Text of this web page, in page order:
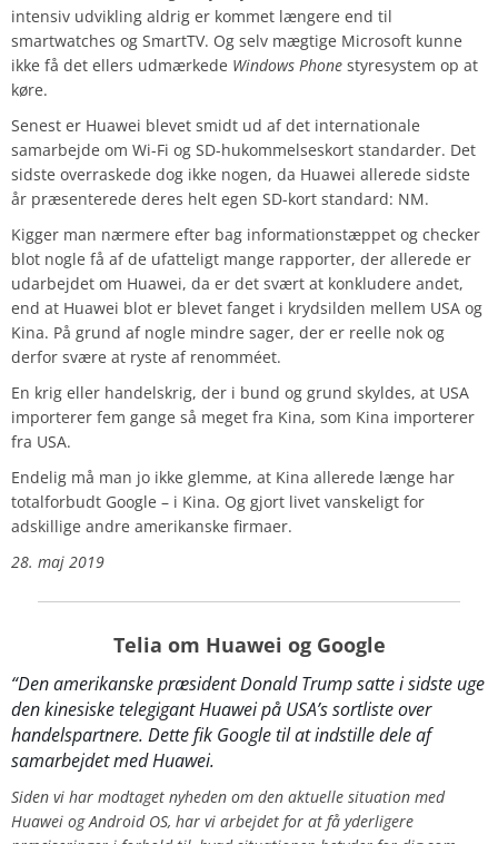
intensiv udvikling aldrig er kommet længere end til
smartwatches og SmartTV. Og selv mægtige Microsoft kunne
ikke få det ellers udmærkede Windows Phone styresystem op at
køre.
Senest er Huawei blevet smidt ud af det internationale
samarbejde om Wi-Fi og SD-hukommelseskort standarder. Det
sidste overraskede dog ikke nogen, da Huawei allerede sidste
år præsenterede deres helt egen SD-kort standard: NM.
Kigger man nærmere efter bag informationstæppet og checker
blot nogle få af de ufatteligt mange rapporter, der allerede er
udarbejdet om Huawei, da er det svært at konkludere andet,
end at Huawei blot er blevet fanget i krydsilden mellem USA og
Kina. På grund af nogle mindre sager, der er reelle nok og
derfor svære at ryste af renomméet.
En krig eller handelskrig, der i bund og grund skyldes, at USA
importerer fem gange så meget fra Kina, som Kina importerer
fra USA.
Endelig må man jo ikke glemme, at Kina allerede længe har
totalforbudt Google – i Kina. Og gjort livet vanskeligt for
adskillige andre amerikanske firmaer.
28. maj 2019
Telia om Huawei og Google
“Den amerikanske præsident Donald Trump satte i sidste uge
den kinesiske telegigant Huawei på USA’s sortliste over
handelspartnere. Dette fik Google til at indstille dele af
samarbejdet med Huawei.
Siden vi har modtaget nyheden om den aktuelle situation med
Huawei og Android OS, har vi arbejdet for at få yderligere